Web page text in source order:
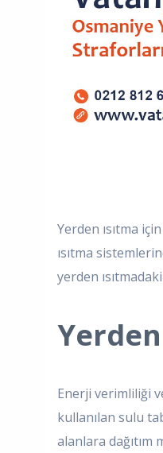
Yerden ısıtma
ısıtma
yerden
Enerji verimliliği
kullanılan sulu
alanlara dağıtım